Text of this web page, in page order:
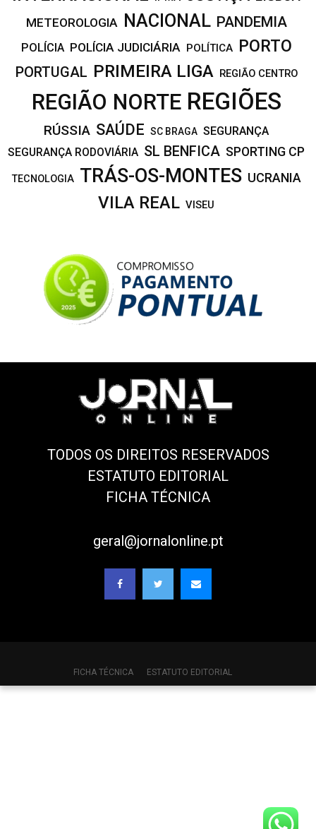
METEOROLOGIA NACIONAL PANDEMIA
POLÍCIA POLÍCIA JUDICIÁRIA POLÍTICA PORTO
PORTUGAL PRIMEIRA LIGA REGIÃO CENTRO
REGIÃO NORTE REGIÕES
RÚSSIA SAÚDE SC BRAGA SEGURANÇA
SEGURANÇA RODOVIÁRIA SL BENFICA SPORTING CP
TECNOLOGIA TRÁS-OS-MONTES UCRANIA
VILA REAL VISEU
TODOS OS DIREITOS RESERVADOS
ESTATUTO EDITORIAL
FICHA TÉCNICA
geral@jornalonline.pt
FICHA TÉCNICA ESTATUTO EDITORIAL